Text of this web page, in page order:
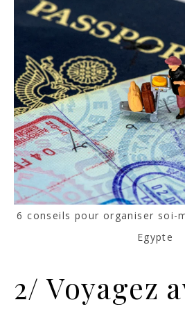
6 conseils pour organiser soi-
Egypte
2/ Voyagez